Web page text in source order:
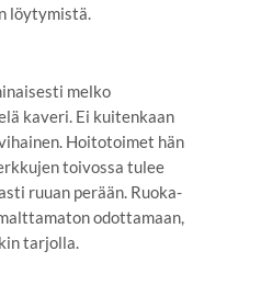
löytymistä.
melko
kaveri. Ei kuitenkaan
Hoitotoimet hän
toivossa tulee
ruuan perään. Ruoka-
odottamaan,
tarjolla.